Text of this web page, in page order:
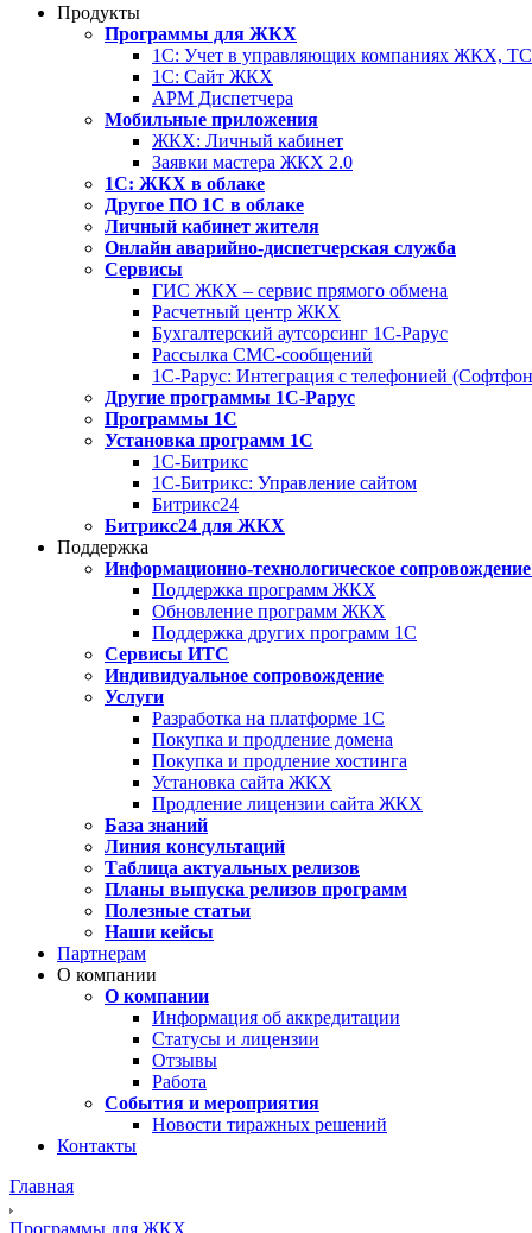
Продукты
Программы для ЖКХ
1С: Учет в управляющих компаниях ЖКХ,
1С: Сайт ЖКХ
АРМ Диспетчера
Мобильные приложения
ЖКХ: Личный кабинет
Заявки мастера ЖКХ 2.0
1С: ЖКХ в облаке
Другое ПО 1С в облаке
Личный кабинет жителя
Онлайн аварийно-диспетчерская служба
Сервисы
ГИС ЖКХ – сервис прямого обмена
Расчетный центр ЖКХ
Бухгалтерский аутсорсинг 1С-Рарус
Рассылка СМС-сообщений
1С-Рарус: Интеграция с телефонией
Другие программы 1С-Рарус
Программы 1С
Установка программ 1С
1С-Битрикс
1С-Битрикс: Управление сайтом
Битрикс24
Битрикс24 для ЖКХ
Поддержка
Информационно-технологическое
Поддержка программ ЖКХ
Обновление программ ЖКХ
Поддержка других программ 1С
Сервисы ИТС
Индивидуальное сопровождение
Услуги
Разработка на платформе 1С
Покупка и продление домена
Покупка и продление хостинга
Установка сайта ЖКХ
Продление лицензии сайта ЖКХ
База знаний
Линия консультаций
Таблица актуальных релизов
Планы выпуска релизов программ
Полезные статьи
Наши кейсы
Партнерам
О компании
О компании
Информация об аккредитации
Статусы и лицензии
Отзывы
Работа
События и мероприятия
Новости тиражных решений
Контакты
Главная
Программы для ЖКХ